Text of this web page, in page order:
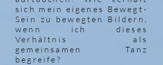
sich mein eigenes Bewegt-
Sein zu bewegten Bildern,
wenn ich dieses
Verhältnis als
gemeinsamen Tanz
begreife?